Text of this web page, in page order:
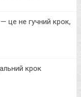
— це не гучний крок,
крок